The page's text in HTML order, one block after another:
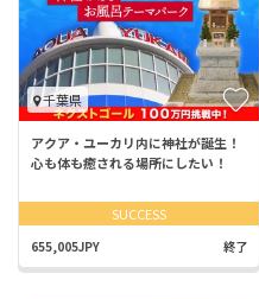
千葉県
アクア・ユーカリ内に神社が誕生！
心も体も癒される場所にしたい！
SUCCESS
655,005JPY 終了